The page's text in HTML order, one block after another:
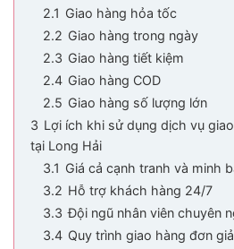
2.1 Giao hàng hỏa tốc
2.2 Giao hàng trong ngày
2.3 Giao hàng tiết kiệm
2.4 Giao hàng COD
2.5 Giao hàng số lượng lớn
3 Lợi ích khi sử dụng dịch vụ
tại Long Hải
3.1 Giá cả cạnh tranh và minh
3.2 Hỗ trợ khách hàng 24/7
3.3 Đội ngũ nhân viên chuyên
3.4 Quy trình giao hàng đơn